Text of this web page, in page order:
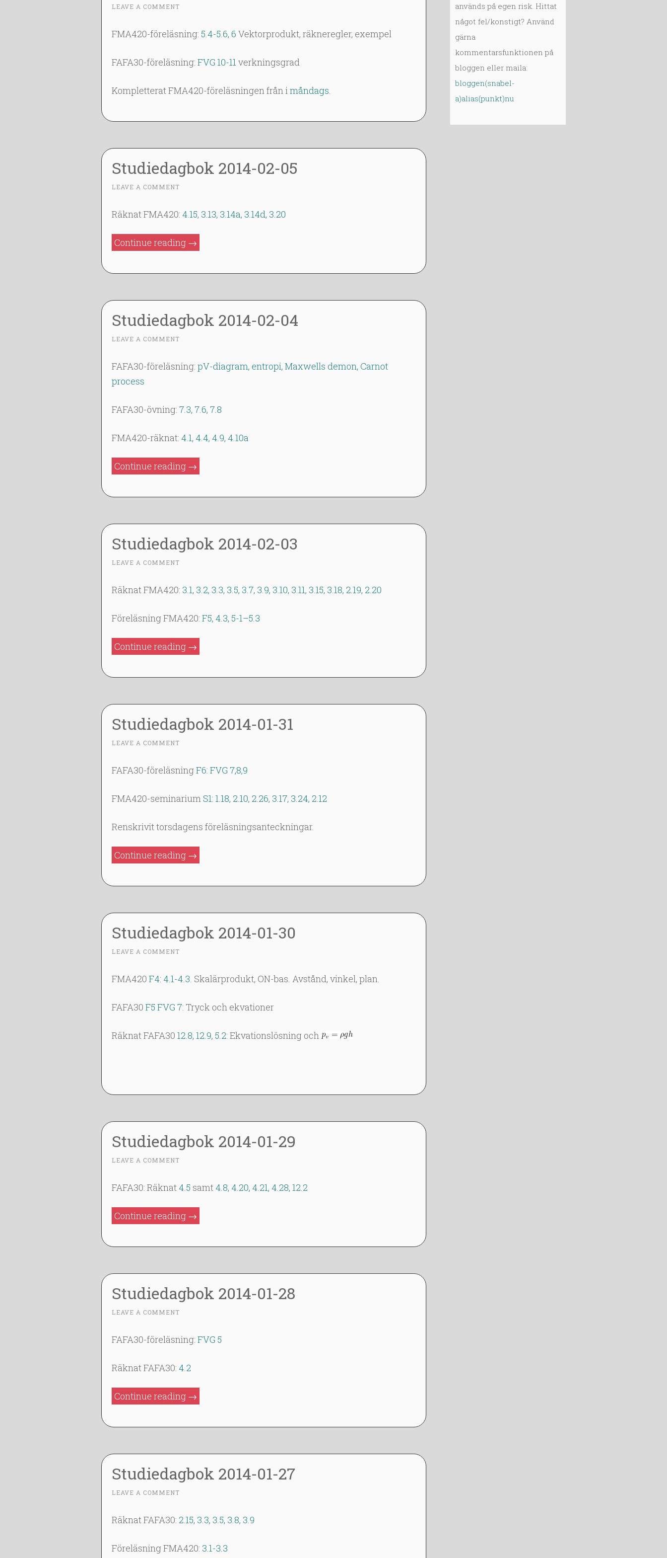
6
E
4
~
LEAVE A COMMENT
FMA420-föreläsning: 5.4-5.6, 6 Vektorprodukt, räkneregler, exempel
FAFA30-föreläsning: FVG 10-11verkningsgrad
Kompletterat FMA420-föreläsningen från imåndags.
Studiedagbok 2014-02-05
5
E
2
4
~
LEAVE A COMMENT
Räknat FMA420: 4.15, 3.13, 3.14a, 3.14d, 3.20
Continue reading ”Studiedagbok
02-
→
Studiedagbok 2014-02-04
4
E
2
1
~
LEAVE A COMMENT
FAFA30-föreläsning: pV-diagram, entropi, Maxwells demon, Carnot
process
FAFA30-övning: 7.3, 7.6, 7.8
FMA420-räknat: 4.1, 4.4, 4.9, 4.10a
Continue reading ”Studiedagbok
02-
→
Studiedagbok 2014-02-03
3
E
1
4
~
LEAVE A COMMENT
Räknat FMA420: 3.1, 3.2, 3.3, 3.5, 3.7, 3.9, 3.10, 3.11, 3.15, 3.18, 2.19, 2.20
Föreläsning FMA420: F5, 4.3, 5-1–5.3
Continue reading ”Studiedagbok
02-
→
Studiedagbok 2014-01-31
3
J
1
~
LEAVE A COMMENT
FAFA30-föreläsning F6: FVG 7,8,9
FMA420-seminariumS1: 1.18, 2.10, 2.26, 3.17, 3.24, 2.12
Renskrivit torsdagens föreläsningsanteckningar.
Continue reading ”Studiedagbok
01-
→
Studiedagbok 2014-01-30
3
J
1
~
LEAVE A COMMENT
FMA420 F4: 4.1-4.3. Skalärprodukt, ON-bas. Avstånd, vinkel, plan.
FAFA30 F5 FVG 7: Tryck och ekvationer
Räknat FAFA30 12.8, 12.9, 5.2: Ekvationslösning och
Studiedagbok 2014-01-29
2
J
N
1
~
LEAVE A COMMENT
FAFA30: Räknat 4.5 samt 4.8, 4.20, 4.21, 4.28, 12.2
Continue reading ”Studiedagbok
01-
→
Studiedagbok 2014-01-28
2
J
0
~
LEAVE A COMMENT
FAFA30-föreläsning: FVG 5
Räknat FAFA30: 4.2
Continue reading ”Studiedagbok
01-
→
Studiedagbok 2014-01-27
2
J
~
LEAVE A COMMENT
Räknat FAFA30: 2.15, 3.3, 3.5, 3.8, 3.9
Föreläsning FMA420: 3.1-3.3
används på egen risk. Hittat
något fel/konstigt? Använd
gärna
kommentarsfunktionen på
bloggen eller maila:
bloggen(snabel-
a)alias(punkt)nu